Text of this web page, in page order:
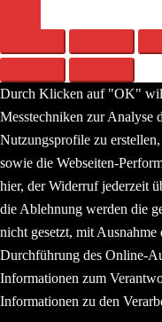
Durch Klicken auf "OK"
Messtechniken zur Analyse
Nutzungsprofile zu
sowie die Webseiten-
hier, der Widerruf jederzeit
die Ablehnung werden die
nicht gesetzt, mit
Durchführung des Online-
Informationen zum
Informationen zu den